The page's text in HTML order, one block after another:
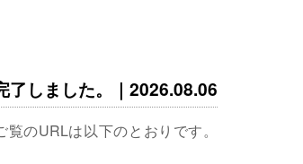
了しました。｜2026.08.06
のURLは以下のとおりです。